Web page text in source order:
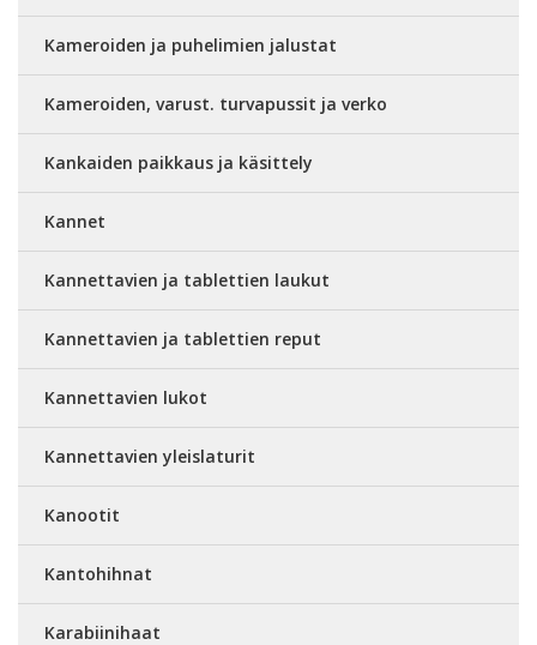
Kameroiden ja puhelimien jalustat
Kameroiden, varust. turvapussit ja verko
Kankaiden paikkaus ja käsittely
Kannet
Kannettavien ja tablettien laukut
Kannettavien ja tablettien reput
Kannettavien lukot
Kannettavien yleislaturit
Kanootit
Kantohihnat
Karabiinihaat